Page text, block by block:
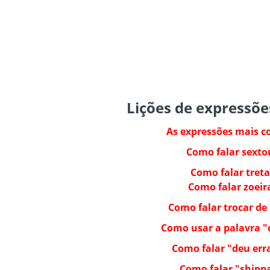
Lições de
As expressões mais
Como falar
Como falar
Como falar
Como falar trocar de
Como usar a palavra
Como falar "deu